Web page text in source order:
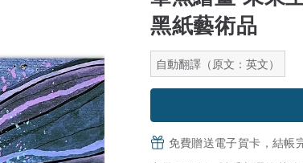
黑紙藝術品
自動翻譯（原文：英文）
免費贈送電子賀卡，結帳